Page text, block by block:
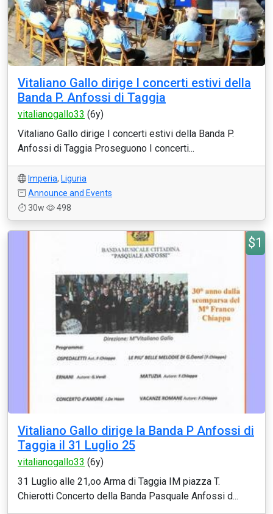
Vitaliano Gallo dirige I concerti estivi della
Banda P. Anfossi di Taggia
vitalianogallo33 (6y)
Vitaliano Gallo dirige I concerti estivi della Banda P.
Anfossi di Taggia Proseguono I concerti...
Imperia, Liguria
Announce and Events
30w
498
$1
Vitaliano Gallo dirige la Banda P Anfossi di
Taggia il 31 Luglio 25
vitalianogallo33 (6y)
31 Luglio alle 21,oo Arma di Taggia IM piazza T.
Chierotti Concerto della Banda Pasquale Anfossi d...